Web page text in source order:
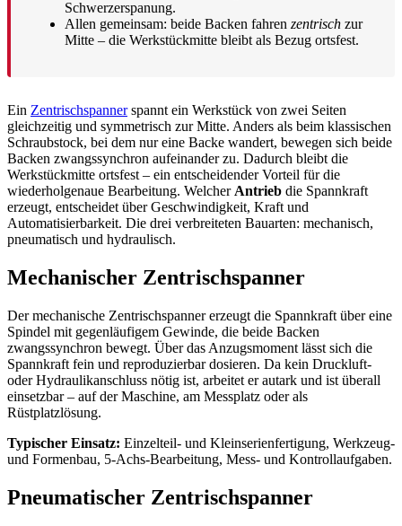
Schwerzerspanung.
Allen gemeinsam: beide Backen fahren zentrisch zur
Mitte – die Werkstückmitte bleibt als Bezug ortsfest.
Ein Zentrischspannerspannt ein Werkstück von zwei Seiten
gleichzeitig und symmetrisch zur Mitte. Anders als beim klassischen
Schraubstock, bei dem nur eine Backe wandert, bewegen sich beide
Backen zwangssynchron aufeinander zu. Dadurch bleibt die
Werkstückmitte ortsfest – ein entscheidender Vorteil für die
wiederholgenaue Bearbeitung. Welcher Antrieb die Spannkraft
erzeugt, entscheidet über Geschwindigkeit, Kraft und
Automatisierbarkeit. Die drei verbreiteten Bauarten: mechanisch,
pneumatisch und hydraulisch.
Mechanischer Zentrischspanner
Der mechanische Zentrischspanner erzeugt die Spannkraft über eine
Spindel mit gegenläufigem Gewinde, die beide Backen
zwangssynchron bewegt. Über das Anzugsmoment lässt sich die
Spannkraft fein und reproduzierbar dosieren. Da kein Druckluft-
oder Hydraulikanschluss nötig ist, arbeitet er autark und ist überall
einsetzbar – auf der Maschine, am Messplatz oder als
Rüstplatzlösung.
Typischer Einsatz: Einzelteil- und Kleinserienfertigung, Werkzeug-
und Formenbau, 5-Achs-Bearbeitung, Mess- und Kontrollaufgaben.
Pneumatischer Zentrischspanner